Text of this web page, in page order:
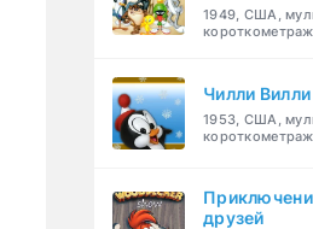
1949, США,
Чилли Вилли
1953, США,
друзей